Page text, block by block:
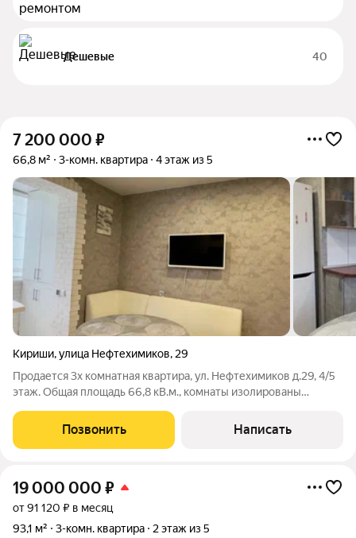
Дешевые 40
7 200 000 ₽
66,8 м² 3-комн. квартира 4 этаж из 5
Кириши,улица Нефтехимиков, 29
Продается 3х комнатная квартира, ул. Нефтехимиков д.29, 4/5
этаж. Общая площадь 66,8 кВ.м., комнаты изолированы
метров. Квартира в отличном состоянии, с качественным
ремонтом. Все делалось для
Позвонить Написать
19 000 000 ₽
от 91 120 ₽ в месяц
93,1 м²
3-комн. квартира 2 этаж из 5